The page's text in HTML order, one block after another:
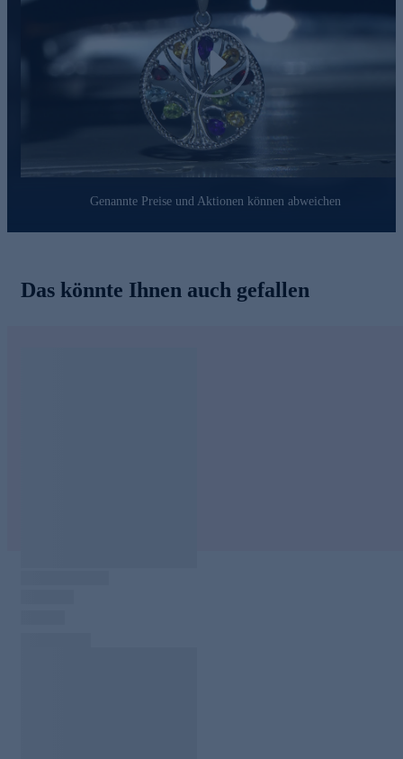
Edelmetallkontrollgesetzgebung.
Jetzt online bestellen und Ihren Look erstrahlen lassen.
Play
Genannte Preise und Aktionen können abweichen
Das könnte Ihnen auch gefallen